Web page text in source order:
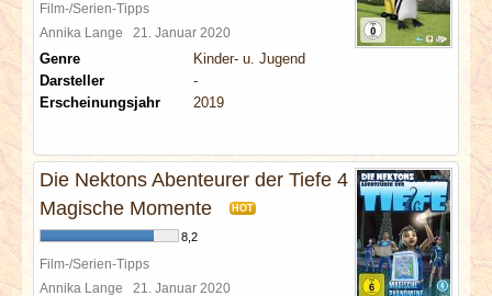
Film-/Serien-Tipps
Annika Lange 21. Januar 2020
Genre
Kinder- u. Jugend
Darsteller
-
Erscheinungsjahr
2019
Die Nektons Abenteurer der Tiefe 4
Magische Momente
HOT
8,2
Film-/Serien-Tipps
Annika Lange 21. Januar 2020